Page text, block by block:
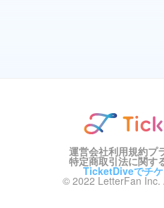
運営会社利用規約プ
特定商取引法に関す
TicketDiveでチ
© 2022 LetterFan Inc.